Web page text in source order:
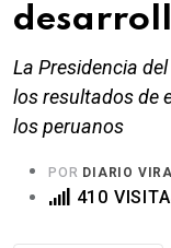
La Presidencia
los resultados de
los peruanos
POR DIARIO
410